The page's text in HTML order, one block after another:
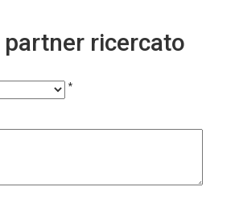
partner ricercato
*